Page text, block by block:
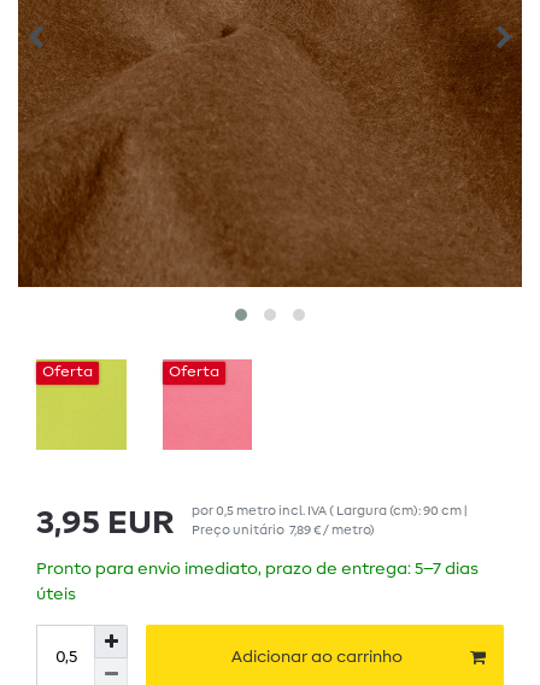
Oferta Oferta
3,95 EUR por0,5 metroincl. IVA( Largura (cm): 90 cm |
Preço unitário 7,89 € / metro)
Pronto para envio imediato, prazo de entrega: 5–7 dias
úteis
Adicionar ao carrinho